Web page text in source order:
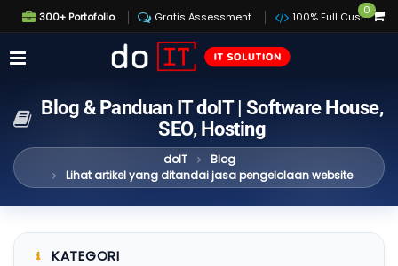
300+ Portofolio Gratis Assessment 100% Full Custom
0
Blog & Panduan IT doIT | Software House,
SEO, Hosting
doIT
Blog
Lihat artikel yang ditandai jasa pengelolaan website
KATEGORI